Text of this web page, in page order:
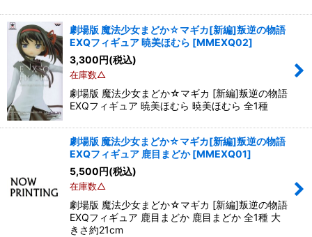
劇場版 魔法少女まどか☆マギカ[新編]叛逆の物語
EXQフィギュア 暁美ほむら [MMEXQ02]
3,300円(税込)
在庫数△
劇場版 魔法少女まどか☆マギカ [新編]叛逆の物語
EXQフィギュア 暁美ほむら 暁美ほむら 全1種
劇場版 魔法少女まどか☆マギカ[新編]叛逆の物語
EXQフィギュア 鹿目まどか [MMEXQ01]
5,500円(税込)
在庫数△
劇場版 魔法少女まどか☆マギカ [新編]叛逆の物語
EXQフィギュア 鹿目まどか 鹿目まどか 全1種 大
きさ約21cm